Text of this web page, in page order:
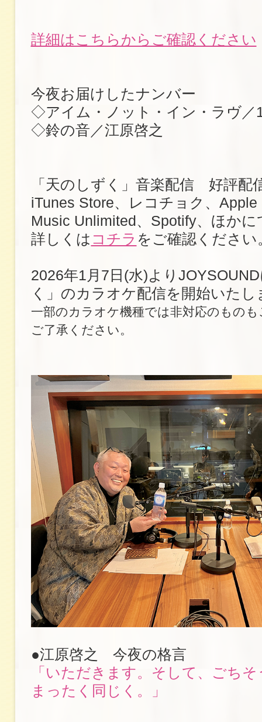
詳細はこちらからご確認ください
今夜お届けしたナンバー
◇アイム・ノット・イン・ラヴ／
◇鈴の音／江原啓之
「天のしずく」音楽配信 好評配
iTunes Store、レコチョク、
Music Unlimited、Spotify、ほかに
詳しくは コチラ をご確認ください
2026年1月7日(水)より
く」のカラオケ配信を開始いたし
一部のカラオケ機種では非対応のもの
ご了承ください。
●江原啓之 今夜の格言
「いただきます。そして、ごち
まったく同じく。」